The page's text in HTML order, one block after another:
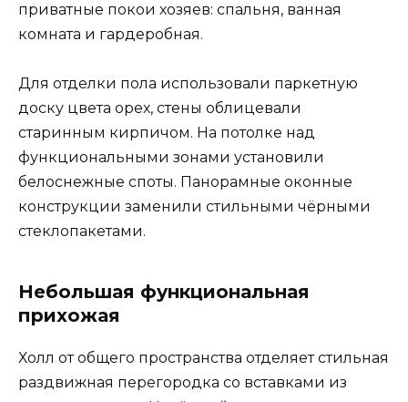
приватные покои хозяев: спальня, ванная
комната и гардеробная.
Для отделки пола использовали паркетную
доску цвета орех, стены облицевали
старинным кирпичом. На потолке над
функциональными зонами установили
белоснежные споты. Панорамные оконные
конструкции заменили стильными чёрными
стеклопакетами.
Небольшая функциональная
прихожая
Холл от общего пространства отделяет стильная
раздвижная перегородка со вставками из